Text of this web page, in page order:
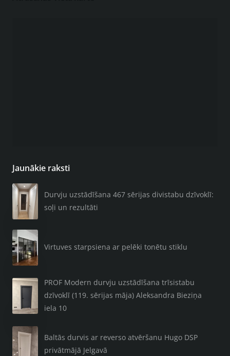
Jaunākie raksti
Durvju uzstādīšana 467 sērijas divistabu dzīvoklī:
soļi un rezultāti
Virtuves starpsiena ar pelēki tonētu stiklu
PROF Modern durvju uzstādīšana trīsistabu
dzīvoklī (119. sērijas māja) Aleksandra Bieziņa
iela 10
Baltās durvis ar reverso atvēršanu Hugo DSP
privātmājā Jelgavā